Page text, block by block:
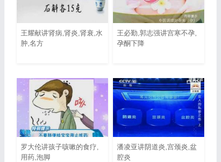
王耀献讲肾病,肾炎,肾衰,水
肿,名方
王必勤,郭志强讲宫寒不孕,
孕酮下降
罗大伦讲孩子咳嗽的食疗,
用药,泡脚
潘凌亚讲阴道炎,宫颈炎,盆
腔炎